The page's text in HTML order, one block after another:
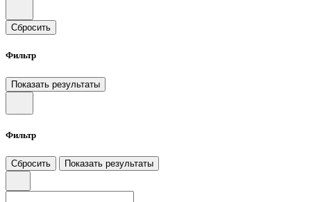
Сбросить
Фильтр
Показать результаты
Фильтр
Сбросить Показать результаты